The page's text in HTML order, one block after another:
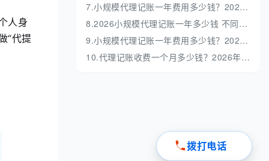
人身
“代提
7.小规模代理记账一年费用多少钱？2026最新价格表与避坑指南
8.2026小规模代理记账一年多少钱 不同业务量收费明细
9.小规模代理记账一年费用多少钱？2026最新收费标准全解析
10.代理记账收费一个月多少钱？2026年最新收费标准与避坑指南
拨打电话